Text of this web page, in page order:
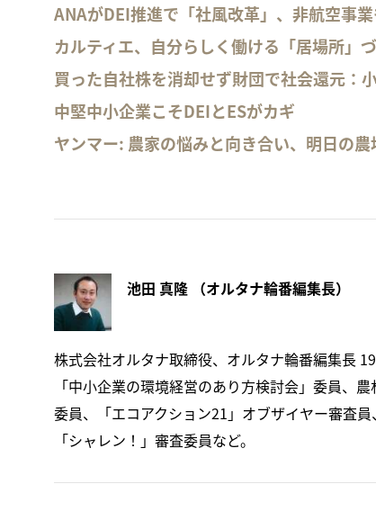
ANAがDEI推進で「社風改革」、非航空事
カルティエ、自分らしく働ける「居場所」
買った自社株を消却せず財団で社会還元：
中堅中小企業こそDEIとESがカギ
ヤンマー: 農家の悩みと向き合い、明日の
池田 真隆 （オルタナ輪番編集長）
株式会社オルタナ取締役、オルタナ輪番編集長
「中小企業の環境経営のあり方検討会」委員、
委員、「エコアクション21」オブザイヤー審査
「シャレン！」審査委員など。